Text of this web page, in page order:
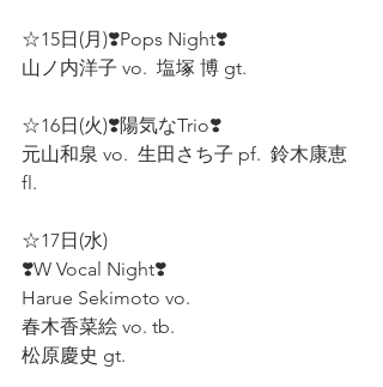
☆15日(月)❣️Pops Night❣️
山ノ内洋子 vo.  塩塚 博 gt.
☆16日(火)❣️陽気なTrio❣️
元山和泉 vo.  生田さち子 pf.  鈴木康恵
fl.
☆17日(水)
❣️W Vocal Night❣️
Harue Sekimoto vo.
春木香菜絵 vo. tb.
松原慶史 gt.